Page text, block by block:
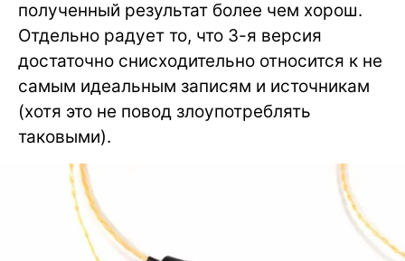
полученный результат более чем хорош.
Отдельно радует то, что 3-я версия
достаточно снисходительно относится к не
самым идеальным записям и источникам
(хотя это не повод злоупотреблять
таковыми).